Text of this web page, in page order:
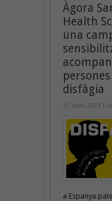
Àgora
Health
una
disfàgia
21 abril 2023
a Espanya